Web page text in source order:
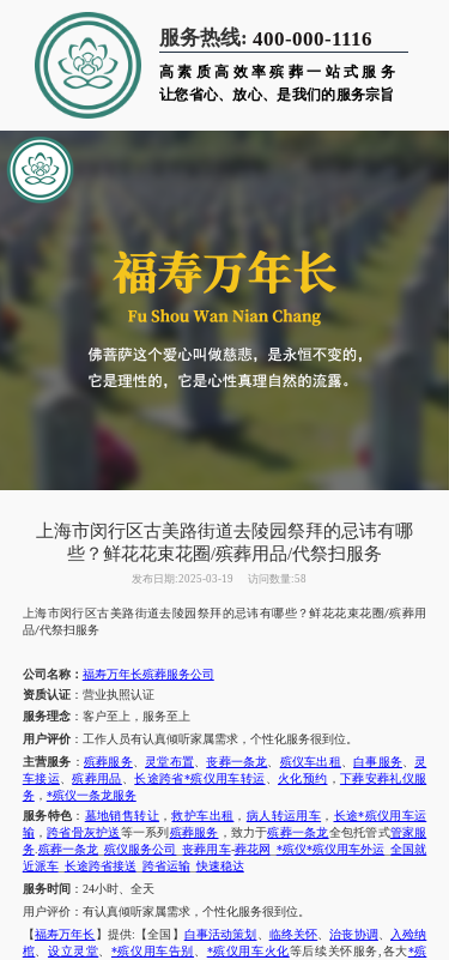
服务热线: 400-000-1116
高素质高效率殡葬一站式服务
让您省心、放心、是我们的服务宗旨
上海市闵行区古美路街道去陵园祭拜的忌讳有哪
些？鲜花花束花圈/殡葬用品/代祭扫服务
发布日期:2025-03-19 访问数量:58
上海市闵行区古美路街道去陵园祭拜的忌讳有哪些？鲜花花束花圈/殡葬用
品/代祭扫服务
公司名称： 福寿万年长殡葬服务公司
资质认证：营业执照认证
服务理念：客户至上，服务至上
用户评价：工作人员有认真倾听家属需求，个性化服务很到位。
主营服务 ： 殡葬服务、 灵堂布置 、丧葬一条龙 殡仪车出租 、白事服务
灵
车接运、殡葬用品 、长途跨省*殡仪用车转运 火化预约
下葬安葬礼仪服
务， *殡仪一条龙服务
服务特色 ： 墓地销售转让 ，救护车出租 病人转运用车
长途*殡仪用车运
输，跨省骨灰护送等一系列 殡葬服务 ，致力于殡葬一条龙全包托管式管家服
务. 殡葬一条龙 _殡仪服务公司 _丧葬用车-葬花网 *殡仪*殡仪用车外运 _全国就
近派车_ 长途跨省接送 跨省运输_ 快速稳达
服务时间 ： 24小时、全天
用户评价： 有认真倾听家属需求，个性化服务很到位。
【福寿万年长 】提供:【全国】 白事活动策划 临终关怀 、治丧协调
入殓纳
棺
设立灵堂 *殡仪用车告别 *殡仪用车火化等后续关怀服务 ,各大*殡